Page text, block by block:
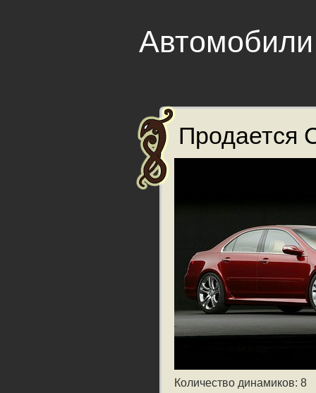
Автомобили
Продается
Количество динамиков: 8